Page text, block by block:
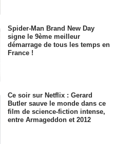
Spider-Man Brand New Day
signe le 9ème meilleur
démarrage de tous les temps en
France !
Ce soir sur Netflix : Gerard
Butler sauve le monde dans ce
film de science-fiction intense,
entre Armageddon et 2012